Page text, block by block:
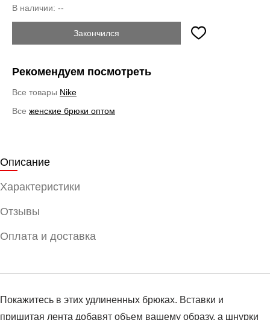
В наличии: --
Закончился
Рекомендуем посмотреть
Все товары Nike
Все женские брюки оптом
Описание
Характеристики
Отзывы
Оплата и доставка
Покажитесь в этих удлиненных брюках. Вставки и
пришитая лента добавят объем вашему образу, а шнурки